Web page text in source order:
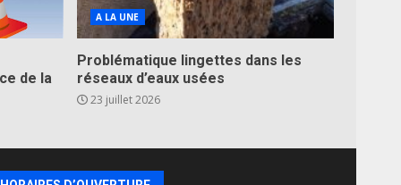
de la
A LA UNE
Problématique lingettes dans les
réseaux d’eaux usées
23 juillet 2026